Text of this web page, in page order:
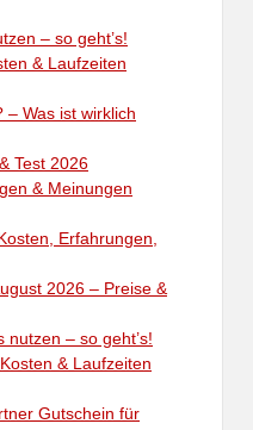
– so geht’s!
& Laufzeiten
– Was ist wirklich
Test 2026
& Meinungen
Erfahrungen,
2026 – Preise &
nutzen – so geht’s!
& Laufzeiten
Gutschein für